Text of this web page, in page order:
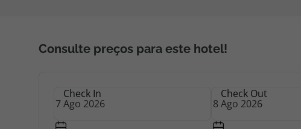
Consulte preços para este hotel!
Check In Check Out